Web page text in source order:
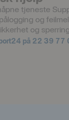
tjeneste
og
og
på 22 39 77